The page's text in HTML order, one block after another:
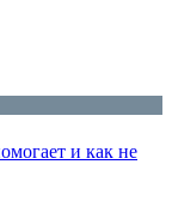
и как не